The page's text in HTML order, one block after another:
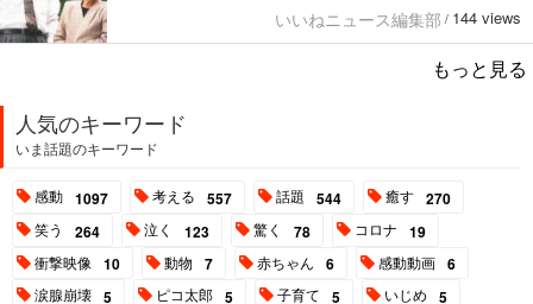
いいねニュース編集部 / 144 views
もっと見る
人気のキーワード
いま話題のキーワード
感動 1097 考える 557 話題 544 癒す 270
笑う 264 泣く 123 驚く 78 コロナ 19
衝撃映像 10 動物 7 赤ちゃん 6 感動動画 6
涙腺崩壊 5 ピコ太郎 5 子育て 5 いじめ 5